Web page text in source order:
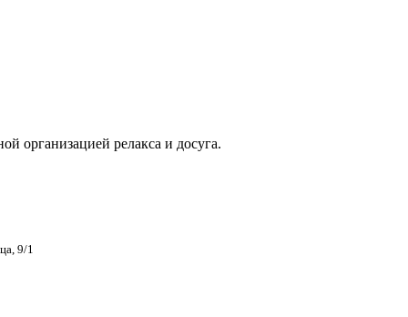
организацией релакса и досуга.
9/1